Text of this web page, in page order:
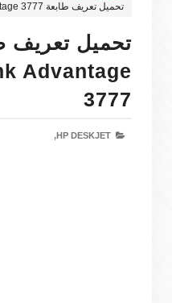
توب HP Driver
تحميل تعريف طابعة HP Deskjet Ink Advantage 3777
Advantage
3777
HP DESKJET,